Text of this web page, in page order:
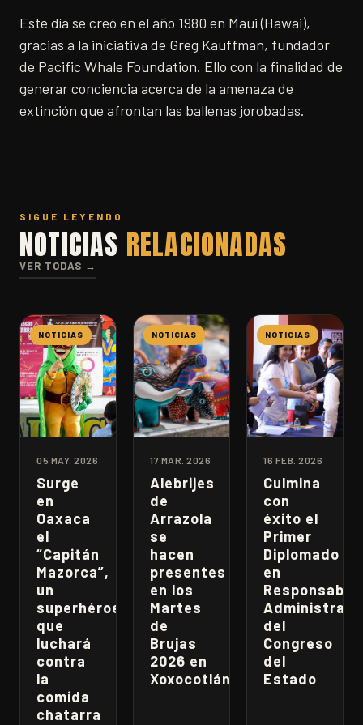
Este día se creó en el año 1980 en Maui (Hawai),
gracias a la iniciativa de Greg Kauffman, fundador
de Pacific Whale Foundation. Ello con la finalidad de
generar conciencia acerca de la amenaza de
extinción que afrontan las ballenas jorobadas.
SIGUE LEYENDO
NOTICIAS RELACIONADAS
VER TODAS →
NOTICIAS
05 MAY. 2026
Surge
en
Oaxaca
el
“Capitán
Mazorca”,
un
superhéroe
que
luchará
contra
la
comida
chatarra
NOTICIAS
17 MAR. 2026
Alebrijes
de
Arrazola
se
hacen
presentes
en los
Martes
de
Brujas
2026 en
Xoxocotlán
NOTICIAS
16 FEB. 2026
Culmina
con
éxito el
Primer
Diplomado
en
del
Congreso
del
Estado